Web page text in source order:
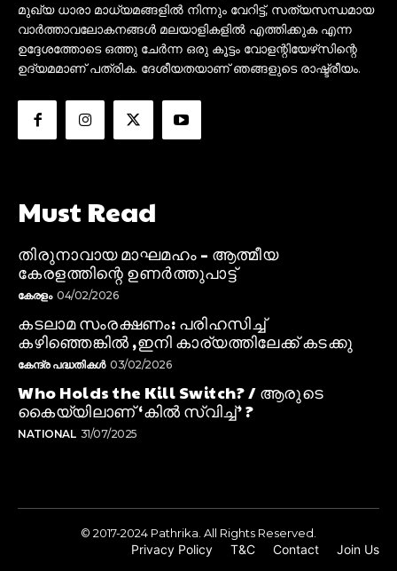
മുഖ്യ ധാരാ മാധ്യമങ്ങളിൽ നിന്നും വേറിട്ട്, സത്യസന്ധമായ
വാർത്താവലോകനങ്ങൾ മലയാളികളിൽ എത്തിക്കുക എന്ന
ഉദ്ദേശത്തോടെ ഒത്തു ചേർന്ന ഒരു കൂട്ടം വോളന്റിയേഴ്‌സിന്റെ
ഉദ്യമമാണ് പത്രിക. ദേശീയതയാണ് ഞങ്ങളുടെ രാഷ്ട്രീയം.
Must Read
തിരുനാവായ മാഘമഹം – ആത്മീയ
കേരളത്തിന്റെ ഉണർത്തുപാട്ട്
കേരളം 04/02/2026
കടലാമ സംരക്ഷണം: പരിഹസിച്ച്
കഴിഞ്ഞെങ്കിൽ ,ഇനി കാര്യത്തിലേക്ക് കടക്കു
കേന്ദ്ര പദ്ധതികൾ 03/02/2026
Who Holds the Kill Switch? / ആരുടെ
കൈയ്യിലാണ് ‘കിൽ സ്വിച്ച്’ ?
NATIONAL 31/07/2025
© 2017-2024 Pathrika. All Rights Reserved.
Privacy Policy T&C Contact Join Us